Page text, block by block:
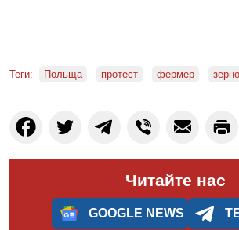
Теги: Польща протест фермер зерно
Читайте нас
GOOGLE NEWS